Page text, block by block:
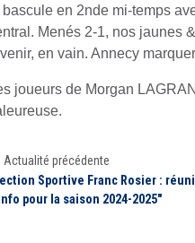
bascule en 2nde mi-temps
Menés 2-1, nos jaunes
en vain. Annecy
joueurs de Morgan
Actualité précédente
Sportive Franc Rosier :
pour la saison 2024-2025"